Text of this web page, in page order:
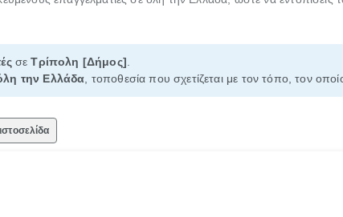
σεΤρίπολη [Δήμος]
την Ελλάδα , τοποθεσία που σχετίζεται με τον τόπο, τον